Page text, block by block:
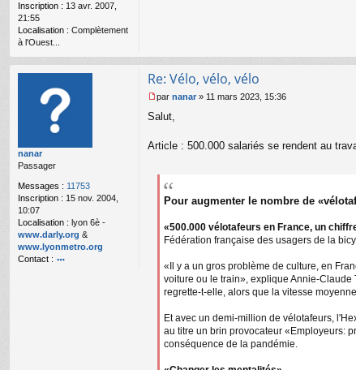
Inscription : 13 avr. 2007,
21:55
Localisation : Complètement
à l'Ouest...
nanar
Passager
Messages : 11753
Inscription : 15 nov. 2004,
10:07
Localisation : lyon 6è -
www.darly.org &
www.lyonmetro.org
Contact :
Re: Vélo, vélo, vélo
e
s
par nanar » 11 mars 2023, 15:36
Salut,
Article : 500.000 salariés se rendent au
Pour augmenter le nombre de
«500.000 vélotafeurs en France, un
Fédération française des usagers de la
«Il y a un gros problème de culture, en
voiture ou le train», explique Annie-
regrette-t-elle, alors que la vitesse
Et avec un demi-million de vélotafeurs,
au titre un brin provocateur «Employeurs:
conséquence de la pandémie.